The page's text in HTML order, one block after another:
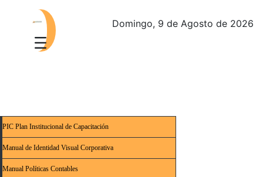
Domingo, 9 de Agosto de 2026
PIC Plan Institucional de Capacitación
Manual de Identidad Visual Corporativa
Manual Políticas Contables